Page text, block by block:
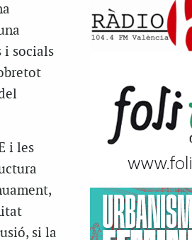
i socials
i les
si la